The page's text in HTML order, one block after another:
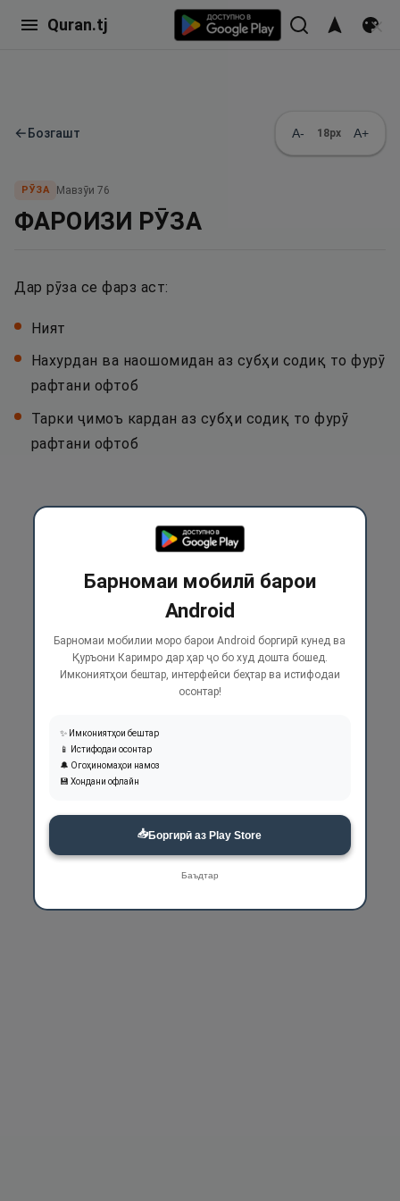
Quran.tj
←Бозгашт A- 18px A+
РӮЗА Мавзӯи 76
ФАРОИЗИ РӮЗА
Дар рӯза се фарз аст:
Ният
Нахурдан ва наошомидан аз субҳи содиқ то фурӯ
рафтани офтоб
Тарки ҷимоъ кардан аз субҳи содиқ то фурӯ
рафтани офтоб
Барномаи мобилӣ барои
Android
Барномаи мобилии моро барои Android боргирӣ кунед ва
Қуръони Каримро дар ҳар ҷо бо худ дошта бошед.
Имкониятҳои бештар, интерфейси беҳтар ва истифодаи
осонтар!
✨ Имкониятҳои бештар
📱 Истифодаи осонтар
🔔 Огоҳиномаҳои намоз
💾 Хондани офлайн
📥Боргирӣ аз Play Store
Баъдтар